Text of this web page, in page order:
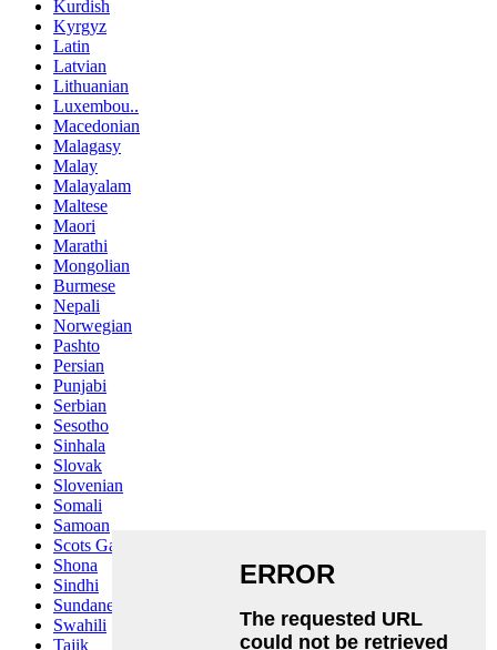
Kurdish
Kyrgyz
Latin
Latvian
Lithuanian
Luxembou..
Macedonian
Malagasy
Malay
Malayalam
Maltese
Maori
Marathi
Mongolian
Burmese
Nepali
Norwegian
Pashto
Persian
Punjabi
Serbian
Sesotho
Sinhala
Slovak
Slovenian
Somali
Samoan
Scots Gaelic
Shona
Sindhi
Sundanese
Swahili
Tajik